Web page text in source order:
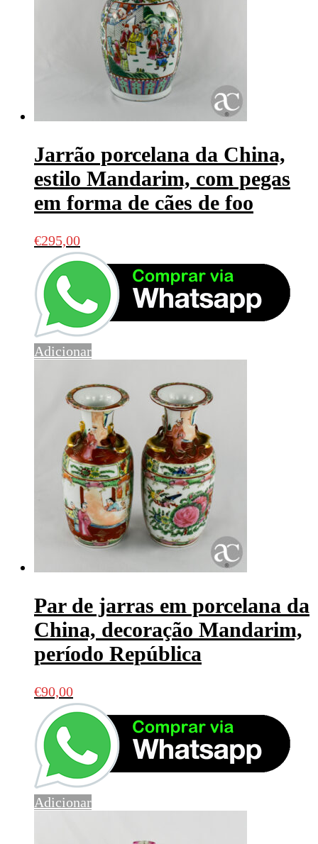
Jarrão porcelana da China,
estilo Mandarim, com pegas
em forma de cães de foo
€295,00
Adicionar
Par de jarras em porcelana da
China, decoração Mandarim,
período República
€90,00
Adicionar